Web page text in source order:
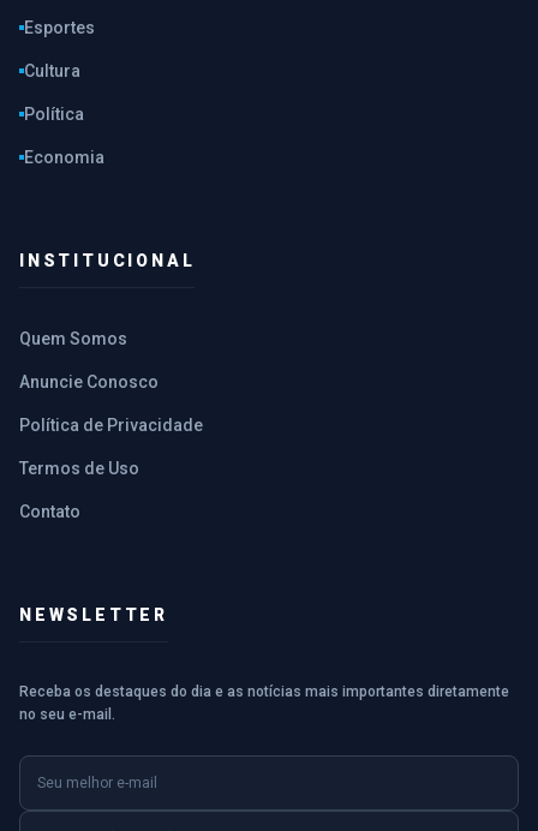
Esportes
Cultura
Política
Economia
INSTITUCIONAL
Quem Somos
Anuncie Conosco
Política de Privacidade
Termos de Uso
Contato
NEWSLETTER
Receba os destaques do dia e as notícias mais importantes diretamente
no seu e-mail.
E-mail
Nome (opcional)